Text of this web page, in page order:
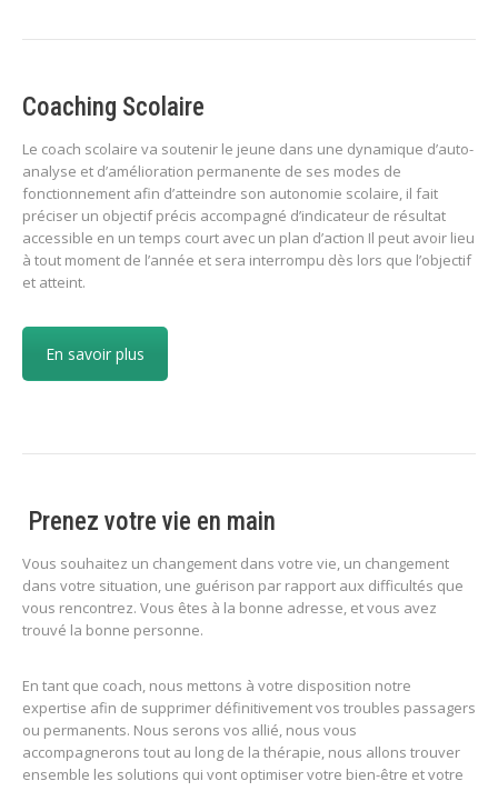
Coaching Scolaire
Le coach scolaire va soutenir le jeune dans une dynamique d’auto-
analyse et d’amélioration permanente de ses modes de
fonctionnement afin d’atteindre son autonomie scolaire, il fait
préciser un objectif précis accompagné d’indicateur de résultat
accessible en un temps court avec un plan d’action Il peut avoir lieu
à tout moment de l’année et sera interrompu dès lors que l’objectif
et atteint.
En savoir plus
Prenez votre vie en main
Vous souhaitez un changement dans votre vie, un changement
dans votre situation, une guérison par rapport aux difficultés que
vous rencontrez. Vous êtes à la bonne adresse, et vous avez
trouvé la bonne personne.
En tant que coach, nous mettons à votre disposition notre
expertise afin de supprimer définitivement vos troubles passagers
ou permanents. Nous serons vos allié, nous vous
accompagnerons tout au long de la thérapie, nous allons trouver
ensemble les solutions qui vont optimiser votre bien-être et votre